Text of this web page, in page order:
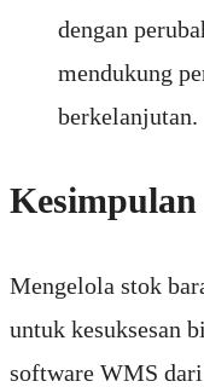
dengan
mendukung
berkelanjutan.
Kesimpulan
Mengelola stok
untuk kesuksesan
software WMS